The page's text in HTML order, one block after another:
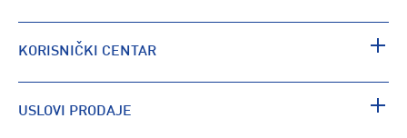
KORISNIČKI CENTAR
USLOVI PRODAJE